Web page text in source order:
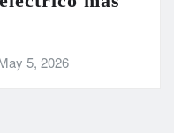
5, 2026